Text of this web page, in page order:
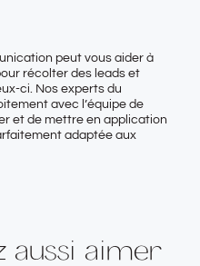
peut vous aider à
récolter des leads et
ci. Nos experts du
avec l’équipe de
et de mettre en application
adaptée aux
aussi aimer